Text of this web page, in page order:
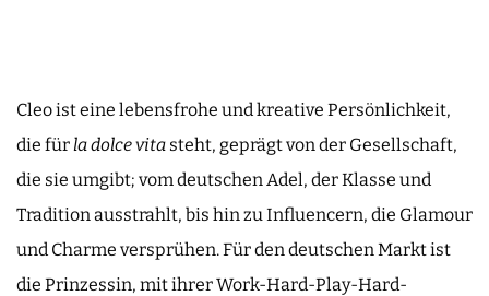
Cleo ist eine lebensfrohe und kreative Persönlichkeit,
die für la dolce vita steht, geprägt von der Gesellschaft,
die sie umgibt; vom deutschen Adel, der Klasse und
Tradition ausstrahlt, bis hin zu Influencern, die Glamour
und Charme versprühen. Für den deutschen Markt ist
die Prinzessin, mit ihrer Work-Hard-Play-Hard-